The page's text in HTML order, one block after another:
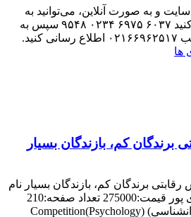
و به صورت آنلاین، می‌توانید به
کارت مشق شب پرداخت کنید ۶۰۳۷ ۶۹۷۵ ۰۲۳۴ ۹۵۴۸ سپس به
ها
کم، بازندگان بسیار
برندگان کم، بازندگان بسیار نام
نویسنده: دکتر محمد احمدی پور قیمت:275000 تعداد صفحه:210
صفحه موضوع: رقابت( روانشناسی) Competition(Psychology)